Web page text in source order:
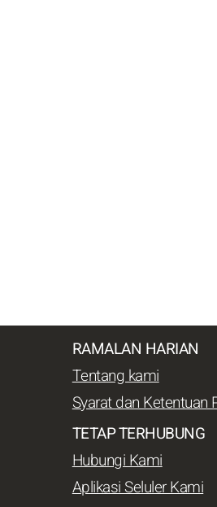
RAMALAN HARIAN
Tentang kami
Syarat dan Ketentuan
TETAP TERHUBUNG
Hubungi Kami
Aplikasi Seluler Kami